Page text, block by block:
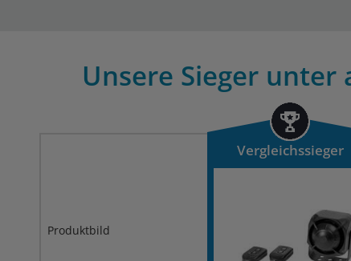
Unsere Sieger
Produktbild
Vergleichssieger